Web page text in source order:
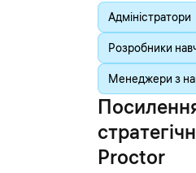
Адміністратори
Розробники
Менеджери з
Proctor